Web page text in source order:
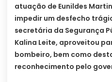
atuação de Eunildes
impedir um desfecho
secretária da Segurança
Kalina Leite, aproveitou
bombeiro, bem como
reconhecimento pelo